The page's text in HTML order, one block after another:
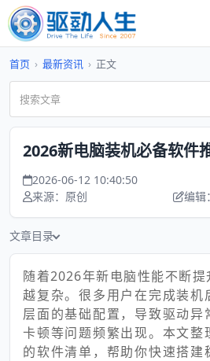
首页 › 最新资讯 › 正文
2026新电脑装机必备软件
2026-06-12 10:40:50
来源：原创
编辑
文章目录
随着2026年新电脑性能不断
越复杂。很多用户在完成装机
层面的基础配置，导致驱动异
卡顿等问题频繁出现。本文整
的软件清单，帮助你快速搭建